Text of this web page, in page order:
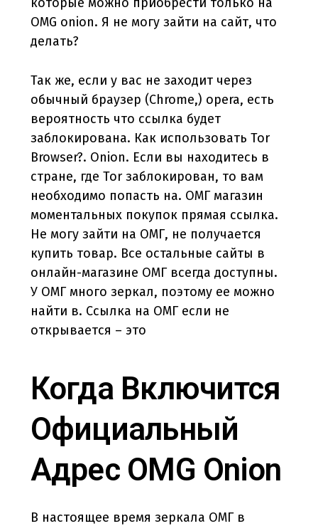
OMG onion. Я не могу зайти на сайт, что
делать?
Так же, если у вас не заходит через
обычный браузер (Chrome,) opera, есть
вероятность что ссылка будет
заблокирована. Как использовать Tor
Browser?. Onion. Если вы находитесь в
стране, где Tor заблокирован, то вам
необходимо попасть на. ОМГ магазин
моментальных покупок прямая ссылка.
Не могу зайти на ОМГ, не получается
купить товар. Все остальные сайты в
онлайн-магазине ОМГ всегда доступны.
У ОМГ много зеркал, поэтому ее можно
найти в. Ссылка на ОМГ если не
открывается – это
Когда Включится
Официальный
Адрес OMG Onion
В настоящее время зеркала ОМГ в